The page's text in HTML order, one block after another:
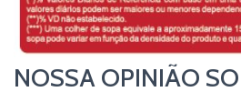
NOSSA OPINIÃO